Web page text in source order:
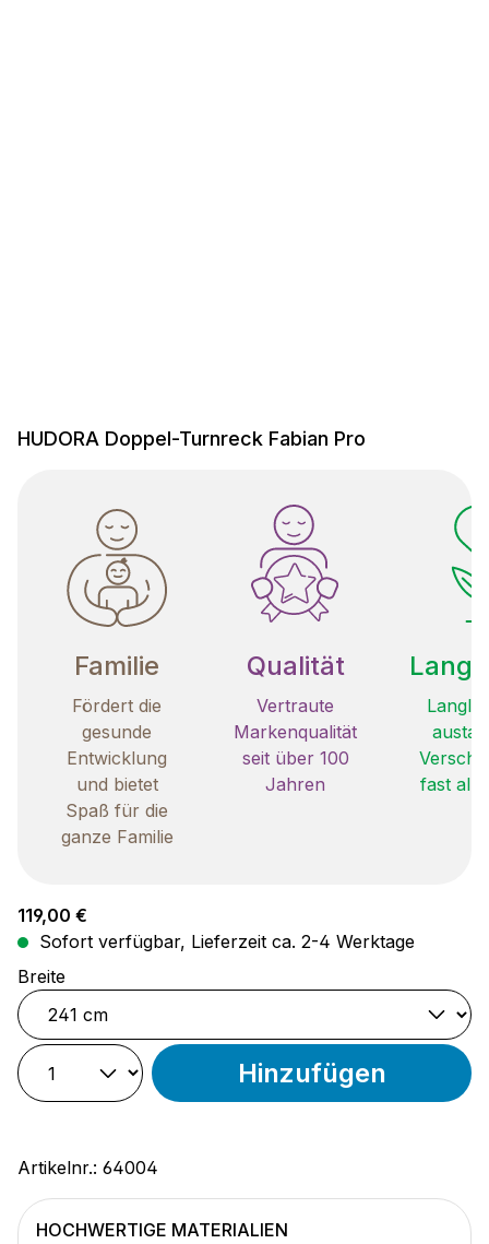
HUDORA Doppel-Turnreck Fabian Pro
Familie
Fördert die
gesunde
Entwicklung
und bietet
Spaß für die
ganze Familie
Qualität
Vertraute
Markenqualität
seit über 100
Jahren
fast
Regulärer Preis:
119,00 €
Sofort verfügbar, Lieferzeit ca. 2-4 Werktage
Breiteauswählen
Hinzufügen
Artikelnr.: 64004
HOCHWERTIGE MATERIALIEN